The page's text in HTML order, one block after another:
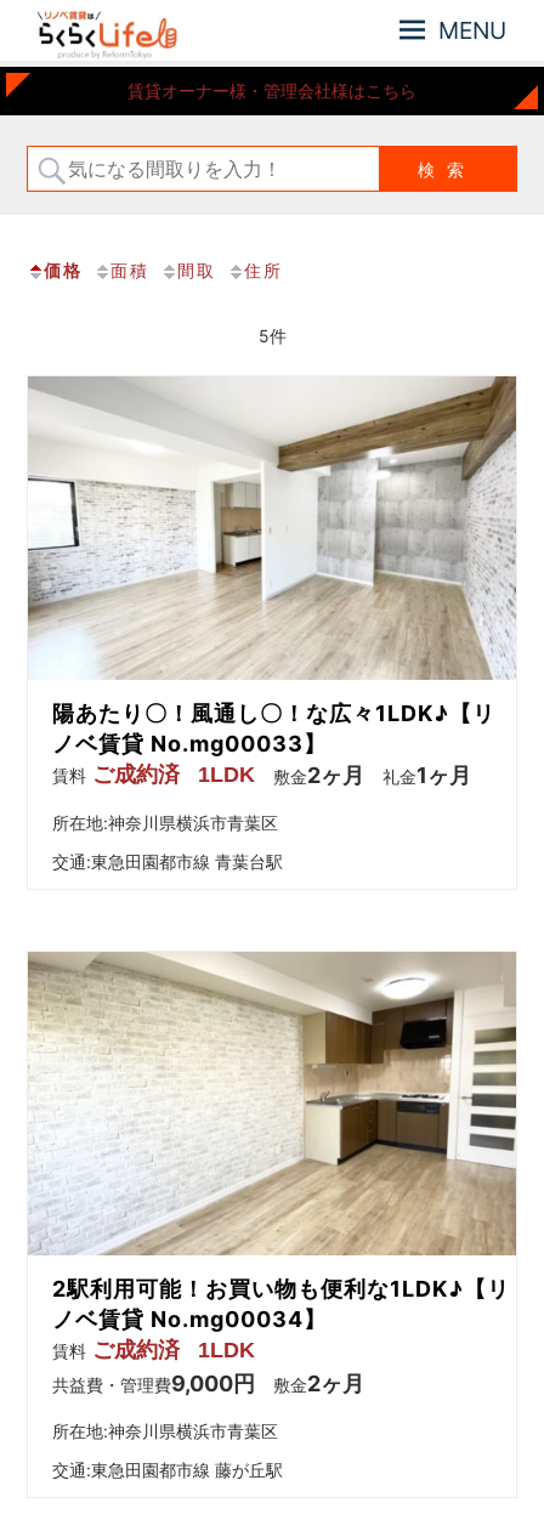
ノ
ベ
賃
ら
く
Life
元
近
郊
ベ
ン
お
を
網
羅
し
MENU
賃貸オーナー様・管理会社様はこちら
価格 面積 間取 住所
5件
陽あたり〇！風通し〇！な広々1LDK♪【リ
ノベ賃貸 No.mg00033】
賃料 ご成約済 1LDK 敷金2ヶ月 礼金1ヶ月
所在地:神奈川県横浜市青葉区
交通:東急田園都市線 青葉台駅
2駅利用可能！お買い物も便利な1LDK♪【リ
ノベ賃貸 No.mg00034】
賃料 ご成約済 1LDK
共益費・管理費9,000円 敷金2ヶ月
所在地:神奈川県横浜市青葉区
交通:東急田園都市線 藤が丘駅